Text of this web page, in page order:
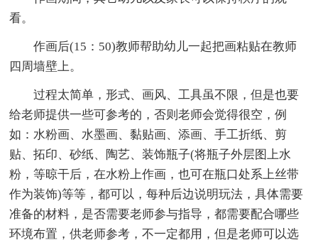
看。
作画后(15：50)教师帮助幼儿一起把画粘贴在教师
四周墙壁上。
过程太简单，形式、画风、工具虽不限，但是也要
给老师提供一些可参考的，否则老师会觉得很空，例
如：水粉画、水墨画、黏贴画、添画、手工折纸、剪
贴、拓印、砂纸、陶艺、装饰瓶子(将瓶子外层图上水
粉，等晾干后，在水粉上作画，也可在瓶口处系上丝带
作为装饰)等等，都可以，每种后边说明玩法，具体需要
准备的材料，是否需要老师参与指导，都需要配合哪些
环境布置，供老师参考，不一定都用，但是老师可以选